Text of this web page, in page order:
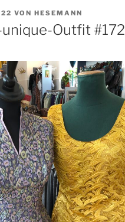
VON HESEMANN
Outfit #172